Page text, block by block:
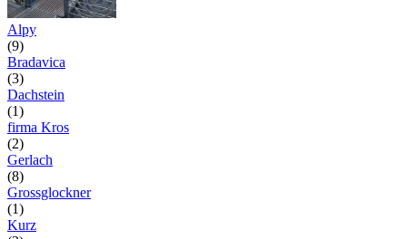
Alpy
(9)
Bradavica
(3)
Dachstein
(1)
firma Kros
(2)
Gerlach
(8)
Grossglockner
(1)
Kurz